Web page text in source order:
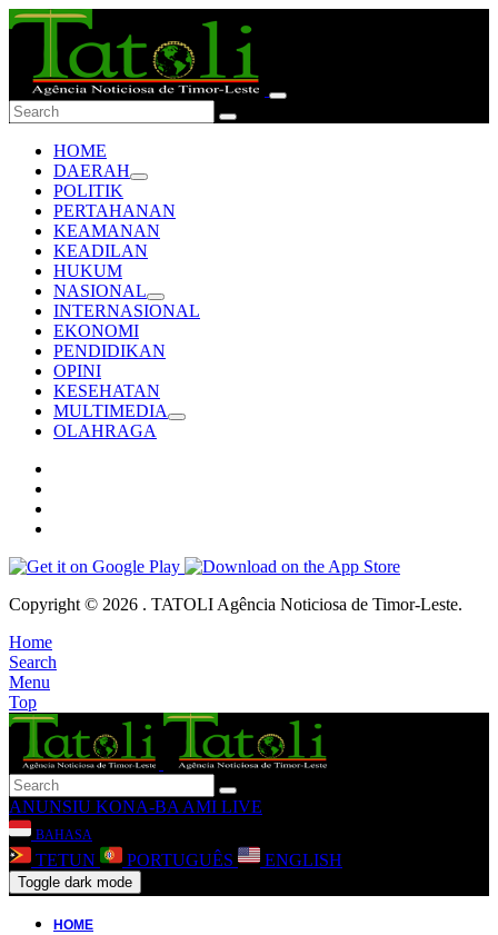
HOME
DAERAH
POLITIK
PERTAHANAN
KEAMANAN
KEADILAN
HUKUM
NASIONAL
INTERNASIONAL
EKONOMI
PENDIDIKAN
OPINI
KESEHATAN
MULTIMEDIA
OLAHRAGA
Copyright © 2026 . TATOLI Agência Noticiosa de Timor-Leste.
Home
Search
Menu
Top
ANUNSIU KONA-BA AMI LIVE
BAHASA
TETUN PORTUGUÊS ENGLISH
Toggle dark mode
HOME